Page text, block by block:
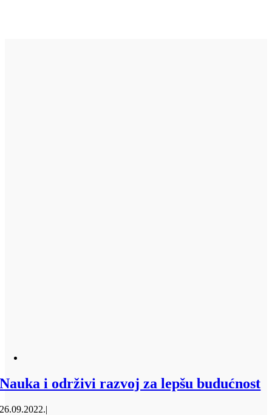
Nauka i održivi razvoj za lepšu budućnost
26.09.2022.|